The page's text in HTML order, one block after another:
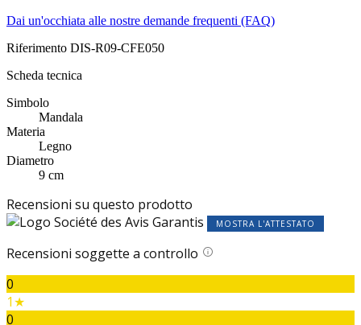
Dai un'occhiata alle nostre demande frequenti (FAQ)
Riferimento DIS-R09-CFE050
Scheda tecnica
Simbolo
Mandala
Materia
Legno
Diametro
9 cm
Recensioni su questo prodotto
MOSTRA L'ATTESTATO
Recensioni soggette a controllo
0
1★
0